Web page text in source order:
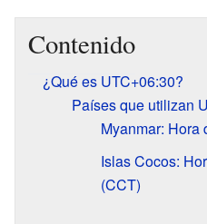
Contenido
¿Qué es UTC+06:30?
Países que utilizan
Myanmar: Hora
Islas Cocos:
(CCT)